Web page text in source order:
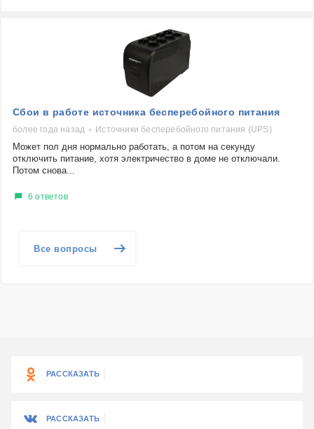
Сбои в работе источника бесперебойного питания
более года назад Источники бесперебойного питания (UPS)
Может пол дня нормально работать, а потом на секунду
отключить питание, хотя электричество в доме не отключали.
Потом снова...
6 ответов
Все вопросы
РАССКАЗАТЬ
РАССКАЗАТЬ